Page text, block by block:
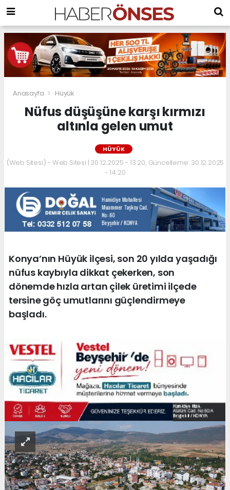
Anasayfa Hüyük
Nüfus düşüşüne karşı kırmızı
altınla gelen umut
HÜYÜK
(Web Sitesi) - Web Sitesi | 30.12.2025 - 13:20, Güncelleme: 30.12.2025
- 14:20
Konya’nın Hüyük ilçesi, son 20 yılda yaşadığı
nüfus kaybıyla dikkat çekerken, son
dönemde hızla artan çilek üretimi ilçede
tersine göç umutlarını güçlendirmeye
başladı.